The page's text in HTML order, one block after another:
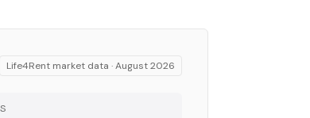
Life4Rent market data ·August 2026